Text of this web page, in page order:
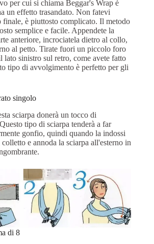
per cui si chiama Beggar's Wrap è
un effetto trasandato. Non fatevi
finale, è piuttosto complicato. Il metodo
semplice e facile. Appendete la
anteriore, incrociatela dietro al collo,
al petto. Tirate fuori un piccolo foro
lato sinistro sul retro, come avete fatto
tipo di avvolgimento è perfetto per gli
singolo
sciarpa donerà un tocco di
tipo di sciarpa tenderà a far
gonfio, quindi quando la indossi
e annoda la sciarpa all'esterno in
di 8